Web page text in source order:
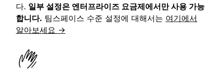
다. 일부 설정은 엔터프라이즈 요금제에서만 사용 가능
합니다. 팀스페이스 수준 설정에 대해서는 여기에서
알아보세요 →